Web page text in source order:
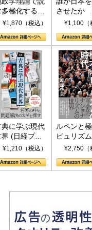
多極化する世
トランプと
¥1,870（税込）
させたか
投下、ソ
(PHP新書)
¥1,100（
典に学ぶ現代
界 (日経プレ
アシリーズ)
¥1,210（税込）
ルペンと
ピュリズ
代：〈ヤ
¥2,750（